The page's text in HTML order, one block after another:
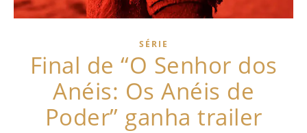
SÉRIE
Final de “O Senhor dos
Anéis: Os Anéis de
Poder” ganha trailer